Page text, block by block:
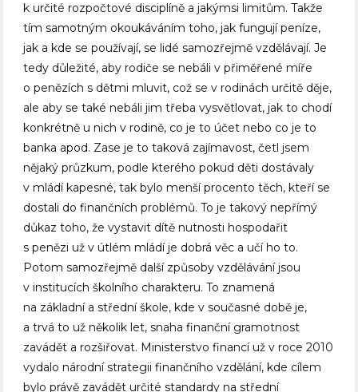
k určité rozpočtové disciplíně a jakýmsi limitům. Takže
tím samotným okoukáváním toho, jak fungují peníze,
jak a kde se používají, se lidé samozřejmě vzdělávají. Je
tedy důležité, aby rodiče se nebáli v přiměřené míře
o penězích s dětmi mluvit, což se v rodinách určitě děje,
ale aby se také nebáli jim třeba vysvětlovat, jak to chodí
konkrétně u nich v rodině, co je to účet nebo co je to
banka apod. Zase je to taková zajímavost, četl jsem
nějaký průzkum, podle kterého pokud děti dostávaly
v mládí kapesné, tak bylo menší procento těch, kteří se
dostali do finančních problémů. To je takový nepřímý
důkaz toho, že vystavit dítě nutnosti hospodařit
s penězi už v útlém mládí je dobrá věc a učí ho to.
Potom samozřejmě další způsoby vzdělávání jsou
v institucích školního charakteru. To znamená
na základní a střední škole, kde v současné době je,
a trvá to už několik let, snaha finanční gramotnost
zavádět a rozšiřovat. Ministerstvo financí už v roce 2010
vydalo národní strategii finančního vzdělání, kde cílem
bylo právě zavádět určité standardy na střední